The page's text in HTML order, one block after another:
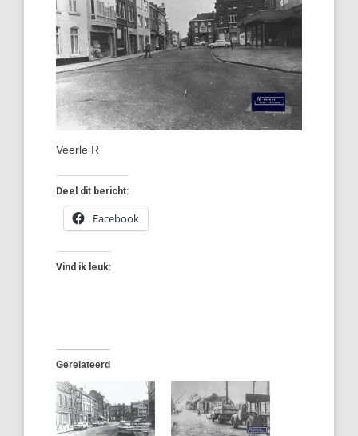
Veerle R
Deel dit bericht:
Facebook
Vind ik leuk:
Gerelateerd